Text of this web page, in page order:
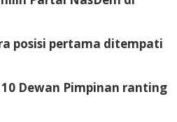
posisi pertama ditempati
Dewan Pimpinan ranting